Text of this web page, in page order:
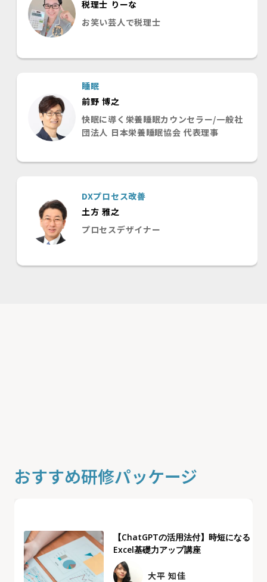
税理士 りーな
お笑い芸人で税理士
睡眠
前野 博之
快眠に導く栄養睡眠カウンセラー/一般社
団法人 日本栄養睡眠協会 代表理事
DXプロセス改善
土方 雅之
プロセスデザイナー
おすすめ研修パッケージ
【ChatGPTの活用法付】時短になる
Excel基礎力アップ講座
大平 知佳